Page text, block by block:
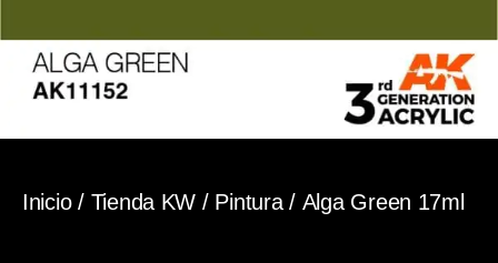
Inicio/ Tienda KW / Pintura/ Alga Green 17ml